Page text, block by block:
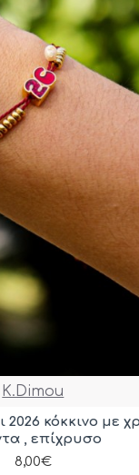
K.Dimou
2026 κόκκινο με
, επίχρυσο
8,00€